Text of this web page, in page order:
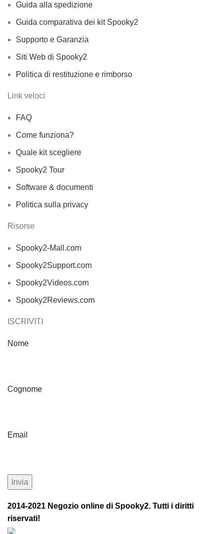
Guida alla spedizione
Guida comparativa dei kit Spooky2
Supporto e Garanzia
Siti Web di Spooky2
Politica di restituzione e rimborso
Link veloci
FAQ
Come funziona?
Quale kit scegliere
Spooky2 Tour
Software & documenti
Politica sulla privacy
Risorse
Spooky2-Mall.com
Spooky2Support.com
Spooky2Videos.com
Spooky2Reviews.com
ISCRIVITI
Nome
Cognome
Email
2014-2021 Negozio online di Spooky2. Tutti i diritti
riservati!